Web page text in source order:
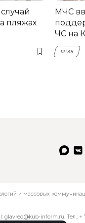
пляжах
МЧС
ЧС на
12:35
и массовых
glavred@kub-inform.ru. Тел.: +